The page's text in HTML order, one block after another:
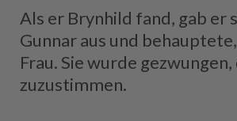
Als er Brynhild fand, gab er
Gunnar aus und
Frau. Sie wurde
zuzustimmen.